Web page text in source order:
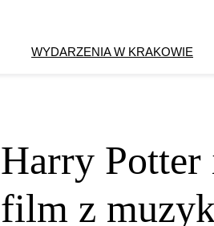
WYDARZENIA W KRAKOWIE
Harry
film z